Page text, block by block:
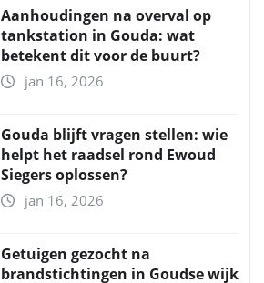
Aanhoudingen na overval op
tankstation in Gouda: wat
betekent dit voor de buurt?
jan 16, 2026
Gouda blijft vragen stellen: wie
helpt het raadsel rond Ewoud
Siegers oplossen?
jan 16, 2026
Getuigen gezocht na
brandstichtingen in Goudse wijk